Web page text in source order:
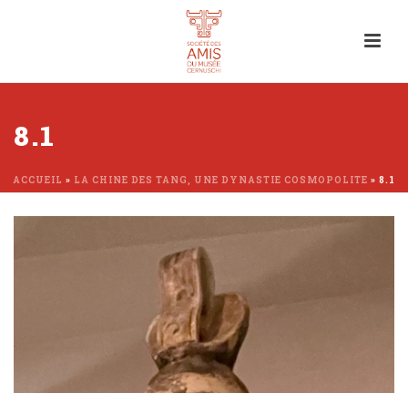
8.1
ACCUEIL » LA CHINE DES TANG, UNE DYNASTIE COSMOPOLITE » 8.1